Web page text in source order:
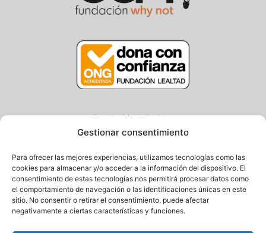
Gestionar consentimiento
Para ofrecer las mejores experiencias, utilizamos tecnologías como las
cookies para almacenar y/o acceder a la información del dispositivo. El
consentimiento de estas tecnologías nos permitirá procesar datos como
el comportamiento de navegación o las identificaciones únicas en este
sitio. No consentir o retirar el consentimiento, puede afectar
negativamente a ciertas características y funciones.
Fundación Why Not
Centro/Txoko: Particular de Ategorrieta 3, Gros
20013 Donostia – Gipuzkoa
Tel.: (+34) 943 058 694 / 627 014 791
Email: info@fundacionwhynot.org